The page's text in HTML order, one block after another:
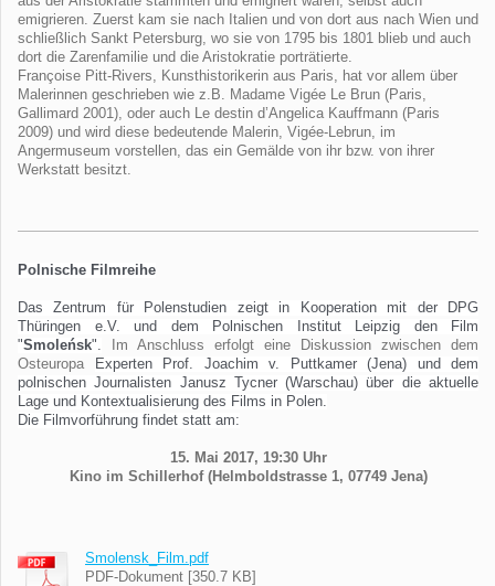
emigrieren. Zuerst kam sie nach Italien und von dort aus nach Wien und
schließlich Sankt Petersburg, wo sie von 1795 bis 1801 blieb und auch
dort die Zarenfamilie und die Aristokratie porträtierte.
Françoise Pitt-Rivers, Kunsthistorikerin aus Paris, hat vor allem über
Malerinnen geschrieben wie z.B. Madame Vigée Le Brun (Paris,
Gallimard 2001), oder auch Le destin d’Angelica Kauffmann (Paris
2009) und wird diese bedeutende Malerin, Vigée-Lebrun, im
Angermuseum vorstellen, das ein Gemälde von ihr bzw. von ihrer
Werkstatt besitzt.
Polnische Filmreihe
Das Zentrum für Polenstudien zeigt in Kooperation mit der DPG
Thüringen e.V. und dem Polnischen Institut Leipzig den Film
"Smoleńsk". Im Anschluss erfolgt eine Diskussion zwischen dem
Osteuropa
Experten Prof. Joachim v. Puttkamer (Jena) und dem
polnischen Journalisten Janusz Tycner (Warschau) über die aktuelle
Lage und Kontextualisierung des Films in Polen.
Die Filmvorführung findet statt am:
15. Mai 2017, 19:30 Uhr
Kino im Schillerhof (Helmboldstrasse 1, 07749 Jena)
Smolensk_Film.pdf
PDF-Dokument [350.7 KB]